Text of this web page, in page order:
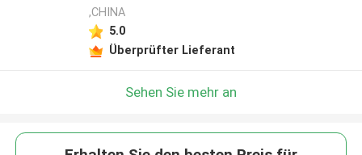
,CHINA
5.0
Überprüfter Lieferant
Sehen Sie mehr an